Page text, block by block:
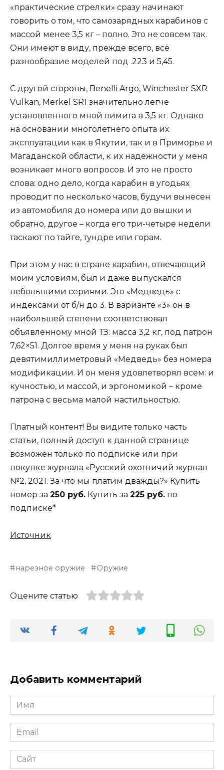
«практические стрелки» сразу начинают
говорить о том, что самозарядных карабинов с
массой менее 3,5 кг – полно. Это не совсем так.
Они имеют в виду, прежде всего, всё
разнообразие моделей под .223 и 5,45.
С другой стороны, Benelli Argo, Winchester SXR
Vulkan, Merkel SR1 значительно легче
установленного мной лимита в 3,5 кг. Однако
на основании многолетнего опыта их
эксплуатации как в Якутии, так и в Приморье и
Магаданской области, к их надёжности у меня
возникает много вопросов. И это не просто
слова: одно дело, когда карабин в угодьях
проводит по несколько часов, будучи вынесен
из автомобиля до номера или до вышки и
обратно, другое – когда его три-четыре недели
таскают по тайге, тундре или горам.
При этом у нас в стране карабин, отвечающий
моим условиям, был и даже выпускался
небольшими сериями. Это «Медведь» с
индексами от б/н до 3. В варианте «3» он в
наибольшей степени соответствовал
объявленному мной ТЗ: масса 3,2 кг, под патрон
7,62×51. Долгое время у меня на руках был
девятимиллиметровый «Медведь» без номера
модификации. И он меня удовлетворял всем: и
кучностью, и массой, и эргономикой – кроме
патрона с весьма малой настильностью.
Платный контент! Вы видите только часть
статьи, полный доступ к данной странице
возможен только по подписке или при
покупке журнала «Русский охотничий журнал
№2, 2021. За что мы платим дважды?» Купить
номер за 250 руб. Купить за 225 руб. по
подписке*
Источник
нарезное оружие Оружие
Оцените статью
Добавить комментарий
Имя
*
Email
*
Сайт